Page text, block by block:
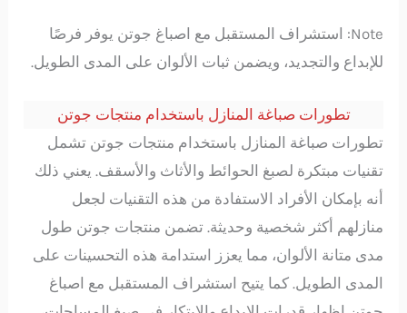
Note: استشراف المستقبل مع اصباغ جوتن يوفر فرصًا
للإبداع والتجديد، ويضمن ثبات الألوان على المدى الطويل.
تطورات صباغة المنازل باستخدام منتجات جوتن
تطورات صباغة المنازل باستخدام منتجات جوتن تشمل
تقنيات مبتكرة لصبغ الحوائط والأثاث والأسقف. يعني ذلك
أنه بإمكان الأفراد الاستفادة من هذه التقنيات لجعل
منازلهم أكثر شخصية وحديثة. تضمن منتجات جوتن طول
مدى متانة الألوان، مما يعزز استدامة هذه التحسينات على
المدى الطويل. كما يتيح استشراف المستقبل مع اصباغ